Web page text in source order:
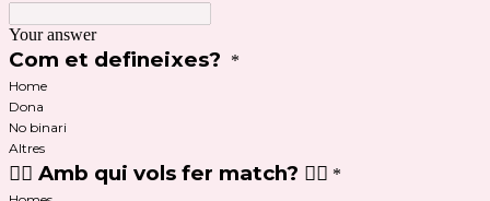
Your answer
Com et defineixes? *
Home
Dona
No binari
Altres
❤️‍🔥 Amb qui vols fer match? ❤️‍🔥 *